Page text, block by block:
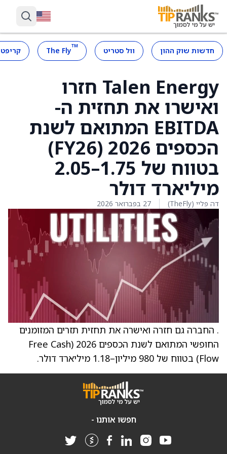
חדשות שוק ההון וול סטריט ™
The Fly
Talen Energy חזרו
ואישרו את תחזית ה-
EBITDA המתואם לשנת
הכספים 2026 (FY26)
בטווח של 1.75–2.05
מיליארד דולר
דה פליי (TheFly) 27 בפברואר 2026
. החברה גם חזרה ואישרה את תחזית תזרים המזומנים
החופשי המתואם לשנת הכספים 2026 (Free Cash
Flow) בטווח של 980 מיליון–1.18 מיליארד דולר.
חפשו אותנו -